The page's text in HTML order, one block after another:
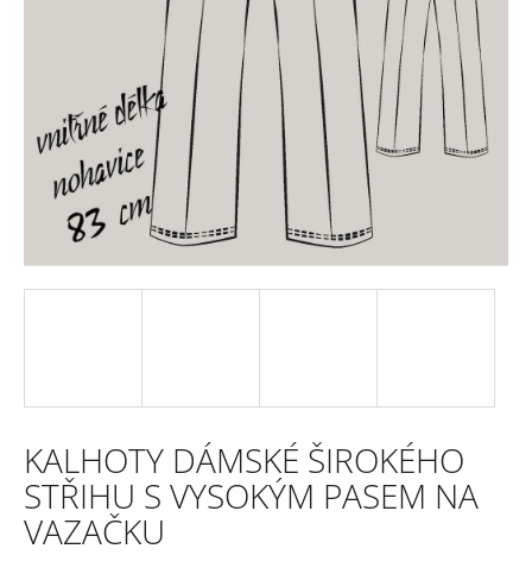
KALHOTY DÁMSKÉ ŠIROKÉHO
STŘIHU S VYSOKÝM PASEM NA
VAZAČKU
D
o